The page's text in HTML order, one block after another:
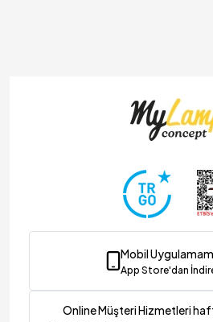
Mobil
App Store'dan
Online Müşteri Hizmetleri